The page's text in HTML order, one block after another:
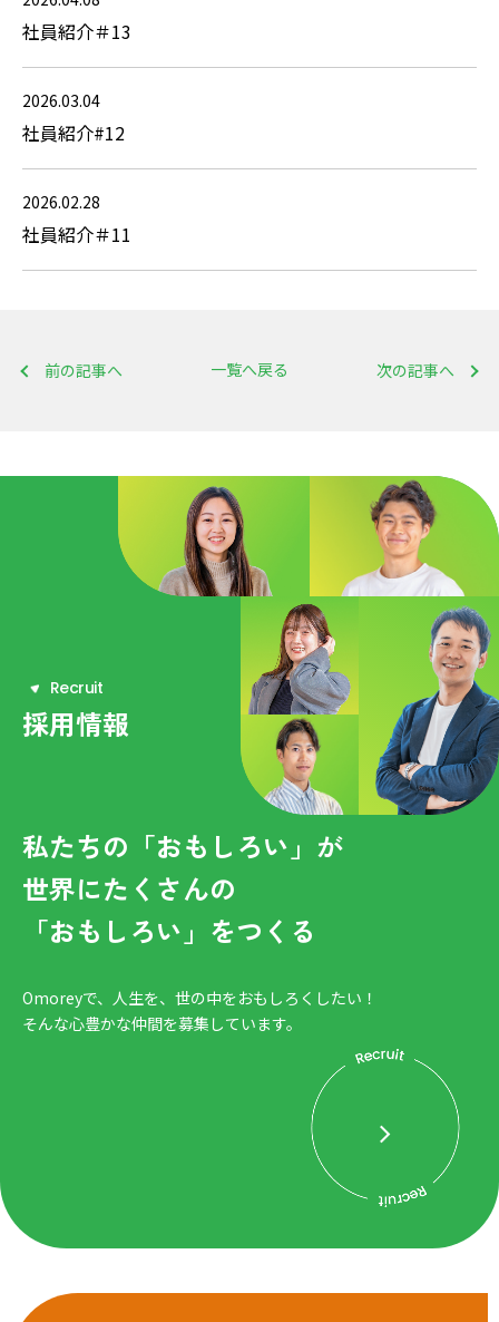
社員紹介＃13
2026.03.04
社員紹介#12
2026.02.28
社員紹介＃11
前の記事へ 次の記事へ
一覧へ戻る
Recruit
採用情報
私たちの「おもしろい」が
世界にたくさんの
「おもしろい」をつくる
Omoreyで、人生を、世の中をおもしろくしたい！
そんな心豊かな仲間を募集しています。